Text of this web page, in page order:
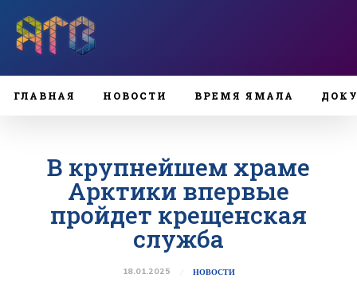
ГЛАВНАЯ НОВОСТИ ВРЕМЯ ЯМАЛА
В крупнейшем храме
Арктики впервые
пройдет крещенская
служба
18.01.2025 НОВОСТИ